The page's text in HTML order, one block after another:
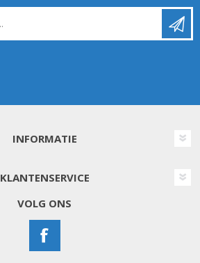
INFORMATIE
KLANTENSERVICE
VOLG ONS